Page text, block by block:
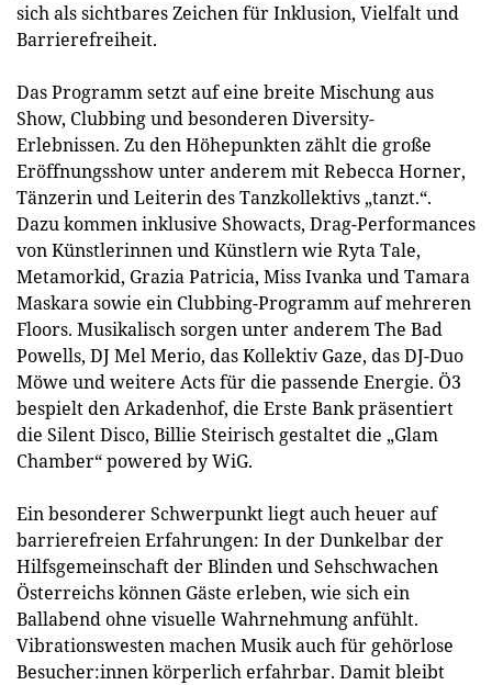
sich als sichtbares Zeichen für Inklusion, Vielfalt und
Barrierefreiheit.
Das Programm setzt auf eine breite Mischung aus
Show, Clubbing und besonderen Diversity-
Erlebnissen. Zu den Höhepunkten zählt die große
Eröffnungsshow unter anderem mit Rebecca Horner,
Tänzerin und Leiterin des Tanzkollektivs „tanzt.“.
Dazu kommen inklusive Showacts, Drag-Performances
von Künstlerinnen und Künstlern wie Ryta Tale,
Metamorkid, Grazia Patricia, Miss Ivanka und Tamara
Maskara sowie ein Clubbing-Programm auf mehreren
Floors. Musikalisch sorgen unter anderem The Bad
Powells, DJ Mel Merio, das Kollektiv Gaze, das DJ-Duo
Möwe und weitere Acts für die passende Energie. Ö3
bespielt den Arkadenhof, die Erste Bank präsentiert
die Silent Disco, Billie Steirisch gestaltet die „Glam
Chamber“ powered by WiG.
Ein besonderer Schwerpunkt liegt auch heuer auf
barrierefreien Erfahrungen: In der Dunkelbar der
Hilfsgemeinschaft der Blinden und Sehschwachen
Österreichs können Gäste erleben, wie sich ein
Ballabend ohne visuelle Wahrnehmung anfühlt.
Vibrationswesten machen Musik auch für gehörlose
Besucher:innen körperlich erfahrbar. Damit bleibt